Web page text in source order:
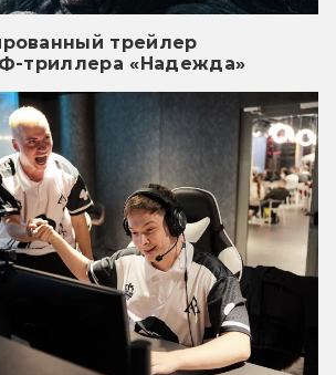
трейлер
триллера «Надежда»